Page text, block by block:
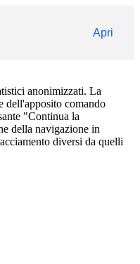
Apri
anonimizzati. La
dell'apposito comando
"Continua la
della navigazione in
diversi da quelli